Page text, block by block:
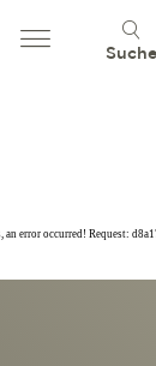
Suche
error occurred! Request: